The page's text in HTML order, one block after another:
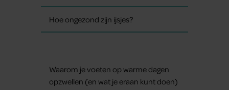
Hoe ongezond zijn ijsjes?
Waarom je voeten op warme dagen
opzwellen (en wat je eraan kunt doen)